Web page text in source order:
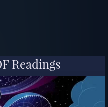
Readings